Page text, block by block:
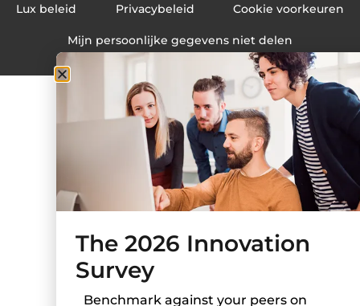
Lux beleid Privacybeleid Cookie voorkeuren
Mijn persoonlijke gegevens niet delen
The 2026 Innovation
Survey
Benchmark against your peers on